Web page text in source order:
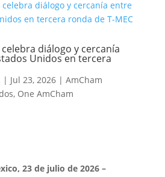
diálogo y cercanía
Unidos en tercera
| Jul 23, 2026| AmCham
, One AmCham
23 de julio de 2026 –